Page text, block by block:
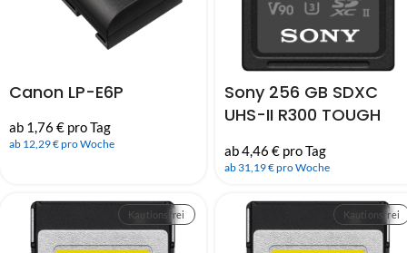
Canon LP-E6P
ab 1,76 € pro Tag
ab 12,29 € pro Woche
Sony 256 GB SDXC
UHS-II R300 TOUGH
ab 4,46 € pro Tag
ab 31,19 € pro Woche
Kautionsfrei Kautionsfrei